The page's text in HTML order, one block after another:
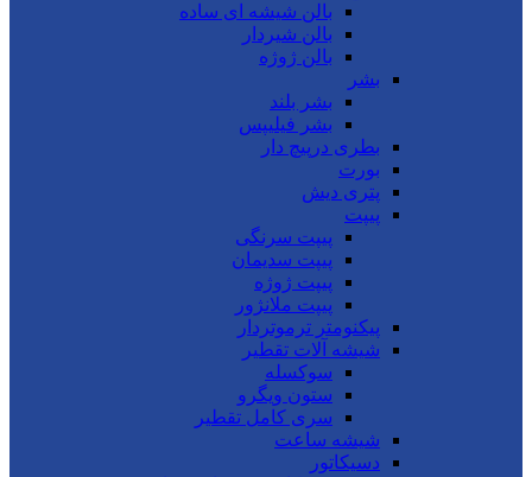
بالن شیشه ای ساده
بالن شیردار
بالن ژوژه
بشر
بشر بلند
بشر فیلیپس
بطری درپیچ دار
بورت
پتری دیش
پیپت
پیپت سرنگی
پیپت سدیمان
پیپت ژوژه
پیپت ملانژور
پیکنومتر ترموتردار
شیشه آلات تقطیر
سوکسله
ستون ویگرو
سری کامل تقطیر
شیشه ساعت
دسیکاتور